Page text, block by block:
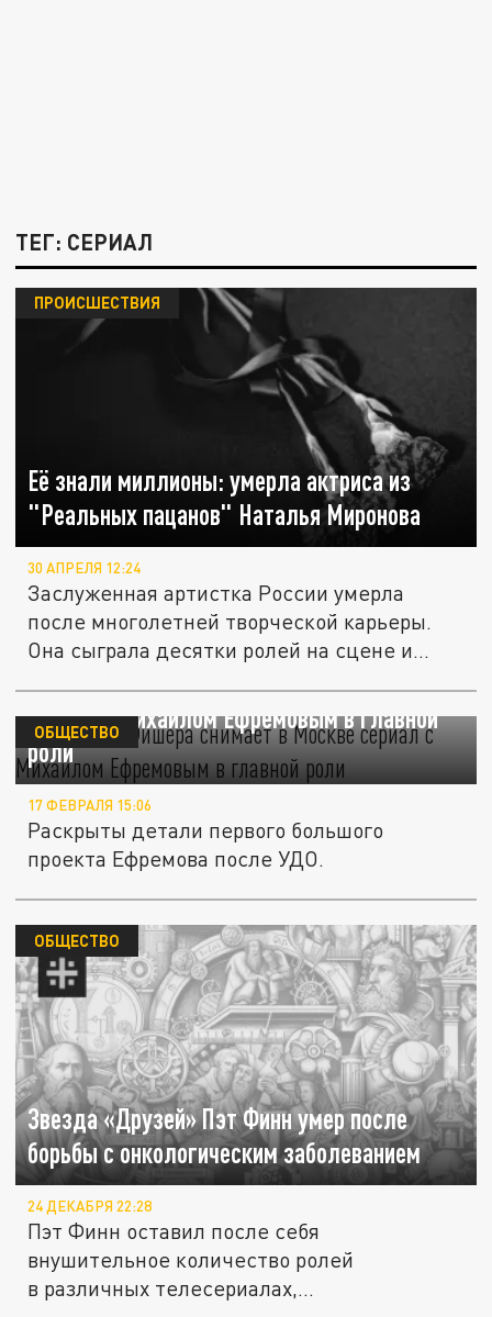
ТЕГ: СЕРИАЛ
Её знали миллионы: умерла актриса из
"Реальных пацанов" Наталья Миронова
ПРОИСШЕСТВИЯ
30 АПРЕЛЯ 12:24
Заслуженная артистка России умерла
после многолетней творческой карьеры.
Она сыграла десятки ролей на сцене и...
Создатель "Фишера" снимает в Москве
сериал с Михаилом Ефремовым в главной
роли
ОБЩЕСТВО
17 ФЕВРАЛЯ 15:06
Раскрыты детали первого большого
проекта Ефремова после УДО.
Звезда «Друзей» Пэт Финн умер после
борьбы с онкологическим заболеванием
ОБЩЕСТВО
24 ДЕКАБРЯ 22:28
Пэт Финн оставил после себя
внушительное количество ролей
в различных телесериалах,